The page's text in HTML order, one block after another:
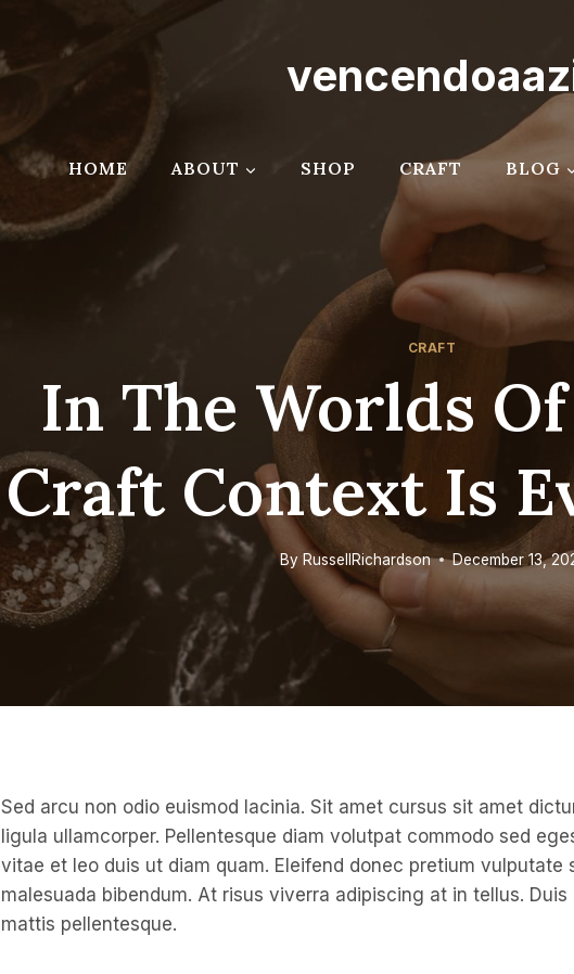
HOME ABOUT SHOP CRAFT BLOG
CRAFT
In The Worlds
Craft Context Is
By RussellRichardson December 13,
Sed arcu non odio euismod lacinia. Sit amet cursus sit amet
ligula ullamcorper. Pellentesque diam volutpat commodo sed
vitae et leo duis ut diam quam. Eleifend donec pretium vulputate
malesuada bibendum. At risus viverra adipiscing at in tellus.
mattis pellentesque.